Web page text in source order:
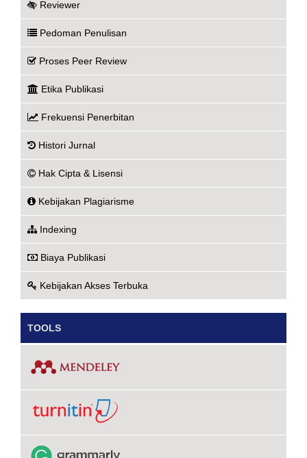
Reviewer
Pedoman Penulisan
Proses Peer Review
Etika Publikasi
Frekuensi Penerbitan
Histori Jurnal
Hak Cipta & Lisensi
Kebijakan Plagiarisme
Indexing
Biaya Publikasi
Kebijakan Akses Terbuka
TOOLS